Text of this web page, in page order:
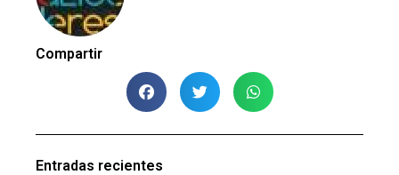
Compartir
Entradas recientes